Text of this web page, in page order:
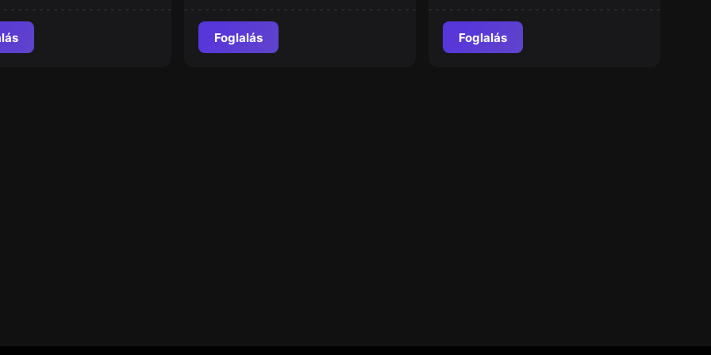
Foglalás Foglalás